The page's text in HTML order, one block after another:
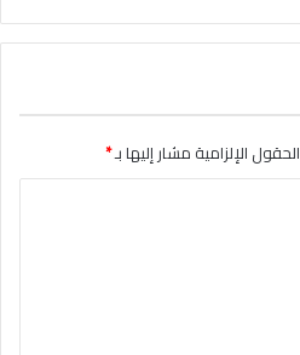
الحقول الإلزامية مشار إليها بـ*